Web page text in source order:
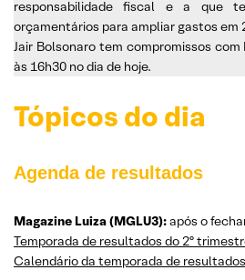
responsabilidade fiscal e a que
orçamentários para ampliar gastos em
Jair Bolsonaro tem compromissos
às 16h30 no dia de hoje.
Tópicos do dia
Agenda de resultados
Magazine Luiza (MGLU3):após o
Temporada de resultados do 2º
Calendário da temporada de